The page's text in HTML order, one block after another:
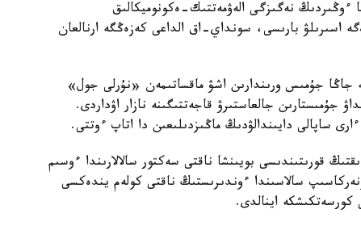
نەگىزگى الەۋمەتتىك-ەكونوميكالىق
اسىرىلۋ بارىسى، سونداي-اق الداعى كەزەڭگە ارنالعان
جاڭا جۇمىس ورىندارىن اشۋ ماقساتىمەن «نۇرلى جول»
جۇمىستارىن جالعاستىرۋ قاجەتتىگىنە نازار اۋداردى.
ساپالى دايىندالۋدىڭ ماڭىزدىلىعىن دا اتاپ ءوتتى.
قورىتىندىسى بويىنشا ناقتى سەكتور سالالارىندا ءوسىم
سالاسىندا ءوندىرىستىڭ ناقتى كولەم يندەكسى